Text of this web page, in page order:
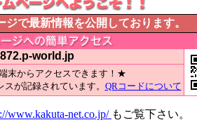
ジで最新情報を公開しております。
world.jp
末からアクセスできます！★
が記録されています。 QRコードについて
www.kakuta-net.co.jp/ もご覧下さい。